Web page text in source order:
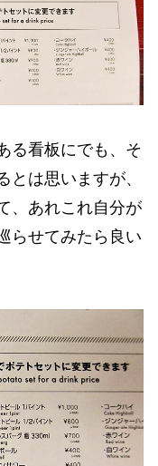
る看板にでも、そ
は思いますが、
、あれこれ自分が
らせてみたら良い